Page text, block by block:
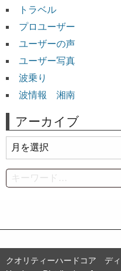
トラベル
プロユーザー
ユーザーの声
ユーザー写真
波乗り
波情報 湘南
アーカイブ
ー
カ
イ
Search
クオリティーハードコア デ